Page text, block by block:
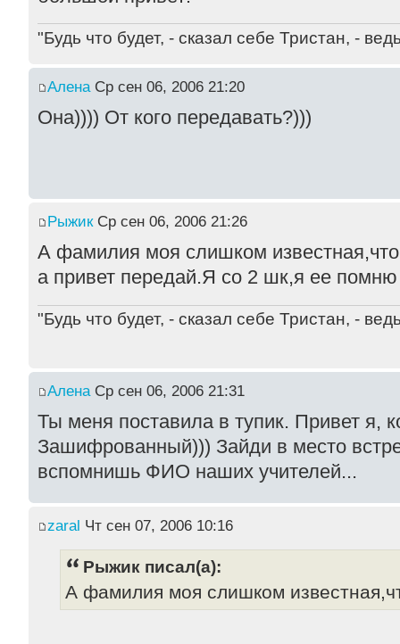
"Будь что будет, - сказал себе Тристан, -
АленаСр сен 06, 2006 21:20
Она)))) От кого передавать?)))
РыжикСр сен 06, 2006 21:26
А фамилия моя слишком
а привет передай.Я со 2 шк,я ее
"Будь что будет, - сказал себе Тристан, -
АленаСр сен 06, 2006 21:31
Ты меня поставила в тупик. Привет я,
Зашифрованный))) Зайди в место
вспомнишь ФИО наших учителей...
zaral Чт сен 07, 2006 10:16
Рыжик писал(а):
А фамилия моя слишком